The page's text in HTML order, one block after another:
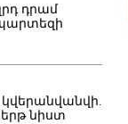
դրամ
նիստ